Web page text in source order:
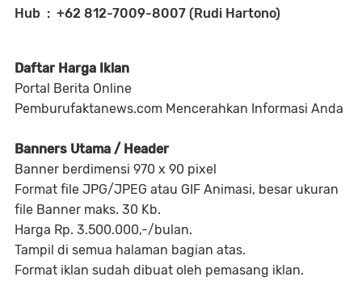
Hub : +62 812-7009-8007 (Rudi Hartono)
Daftar Harga Iklan
Portal Berita Online
Pemburufaktanews.com Mencerahkan Informasi Anda
Banners Utama / Header
Banner berdimensi 970 x 90 pixel
Format file JPG/JPEG atau GIF Animasi, besar ukuran
file Banner maks. 30 Kb.
Harga Rp. 3.500.000,-/bulan.
Tampil di semua halaman bagian atas.
Format iklan sudah dibuat oleh pemasang iklan.